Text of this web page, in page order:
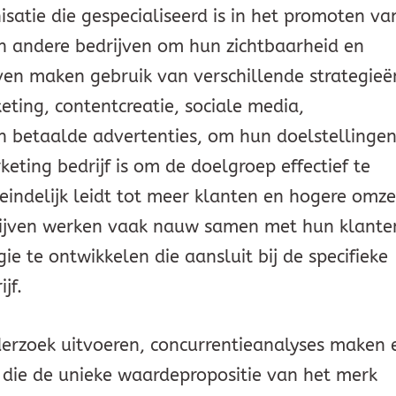
die gespecialiseerd is in het promoten
andere bedrijven om hun zichtbaarheid en
maken gebruik van verschillende
contentcreatie, sociale media,
betaalde advertenties, om hun
bedrijf is om de doelgroep effectief te
leidt tot meer klanten en hogere
werken vaak nauw samen met hun
te ontwikkelen die aansluit bij de specifieke
uitvoeren, concurrentieanalyses maken
de unieke waardepropositie van het merk